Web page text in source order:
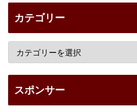
カテゴリー
スポンサー